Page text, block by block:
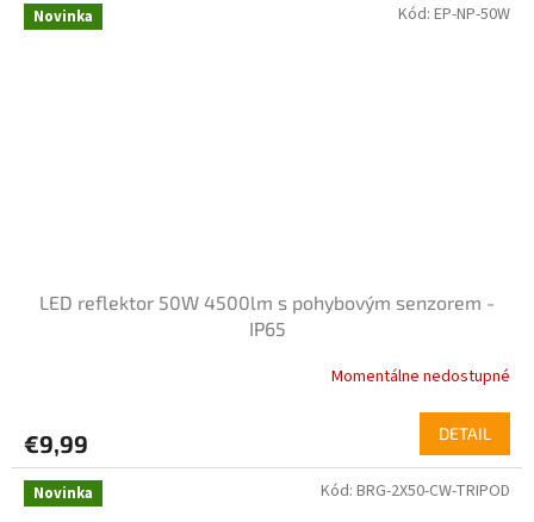
Novinka
LED reflektor 50W 4500lm s pohybovým senzorem -
IP65
Momentálne nedostupné
€9,99 DETAIL
Kód: EP-NP-50W
Novinka Kód: BRG-2X50-CW-TRIPOD